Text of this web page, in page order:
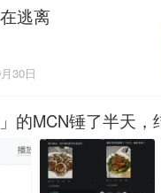
逃离
30日
的MCN锤了半天